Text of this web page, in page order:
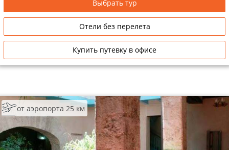
Выбрать тур
Отели без перелета
Купить путевку в офисе
от аэропорта 25 км